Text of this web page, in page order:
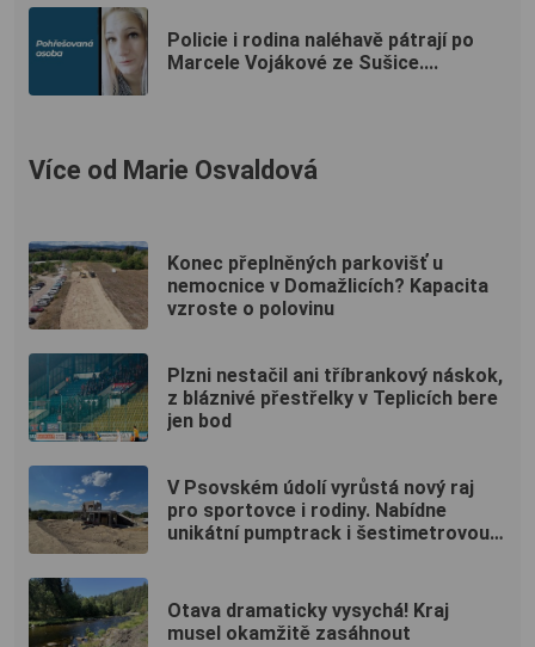
Policie i rodina naléhavě pátrají po
Marcele Vojákové ze Sušice....
Více od Marie Osvaldová
Konec přeplněných parkovišť u
nemocnice v Domažlicích? Kapacita
vzroste o polovinu
Plzni nestačil ani tříbrankový náskok,
z bláznivé přestřelky v Teplicích bere
jen bod
V Psovském údolí vyrůstá nový raj
pro sportovce i rodiny. Nabídne
unikátní pumptrack i šestimetrovou
Otava dramaticky vysychá! Kraj
musel okamžitě zasáhnout